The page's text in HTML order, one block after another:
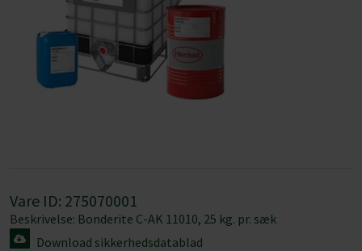
Vare ID: 275070001
Beskrivelse: Bonderite C-AK 11010, 25 kg. pr. sæk
Download sikkerhedsdatablad